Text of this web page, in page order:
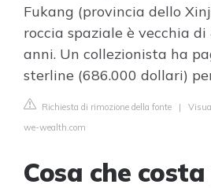
Fukang (provincia dello
roccia spaziale è vecchia
anni. Un collezionista ha
sterline (686.000 dollari)
Richiesta di rimozione della fonte |
we-wealth.com
Cosa che